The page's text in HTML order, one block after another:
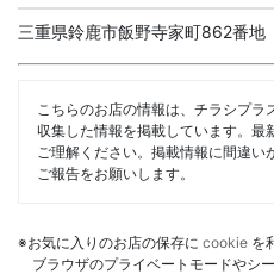
三重県鈴鹿市飯野寺家町862番地
こちらのお店の情報は、チラシプ
収集した情報を掲載しています。最
ご理解ください。掲載情報に間違い
ご報告をお願いします。
※お気に入りのお店の保存に cookie を
ブラウザのプライベートモードやシ